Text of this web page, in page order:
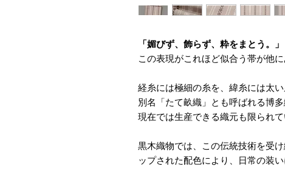
「媚びず、飾らず、粋をまとう。」
この表現がこれほど似合う帯が他に
経糸には極細の糸を、緯糸には太い
別名「たて畝織」とも呼ばれる博多
現在では生産できる織元も限られて
黒木織物では、この伝統技術を受
ップされた配色により、日常の装